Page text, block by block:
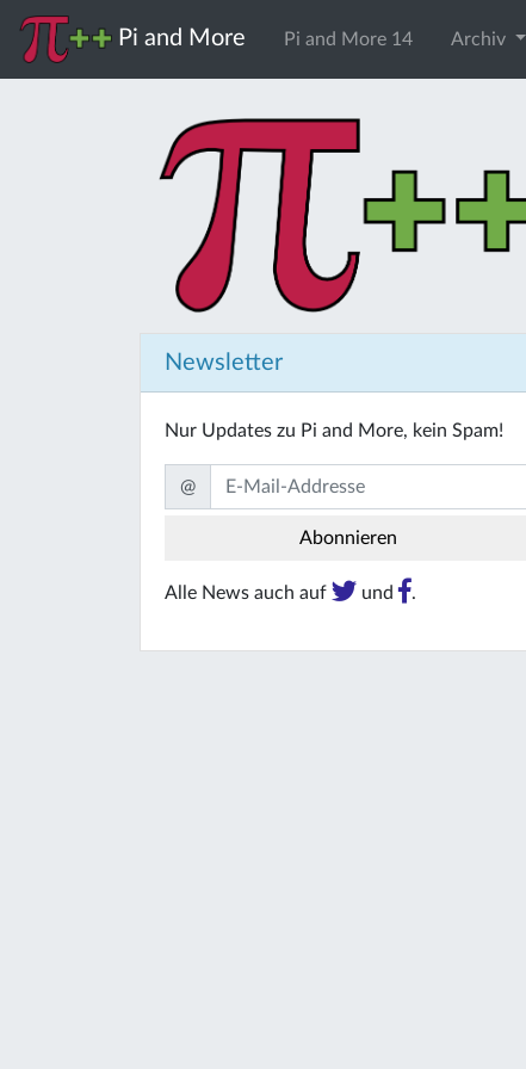
Pi and More Pi and More 14 Archiv
Newsletter
Nur Updates zu Pi and More, kein Spam!
@
Alle News auch auf und .